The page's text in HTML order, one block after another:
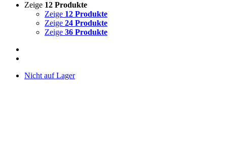
Zeige 12 Produkte
Zeige 12 Produkte
Zeige 24 Produkte
Zeige 36 Produkte
Nicht auf Lager